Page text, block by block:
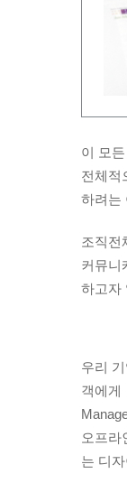
이 모
전체적
하려는
조직전
커뮤니
하고자
우리
객에게
오프라
는 디